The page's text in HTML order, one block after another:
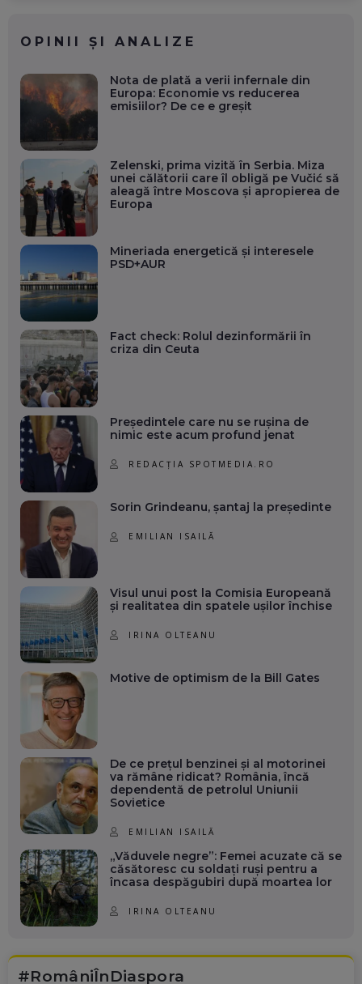
OPINII ȘI ANALIZE
Nota de plată a verii infernale din
Europa: Economie vs reducerea
emisiilor? De ce e greșit
Zelenski, prima vizită în Serbia. Miza
unei călătorii care îl obligă pe Vučić să
aleagă între Moscova și apropierea de
Europa
Mineriada energetică și interesele
PSD+AUR
Fact check: Rolul dezinformării în
criza din Ceuta
Președintele care nu se rușina de
nimic este acum profund jenat
REDACȚIA SPOTMEDIA.RO
Sorin Grindeanu, șantaj la președinte
EMILIAN ISAILĂ
Visul unui post la Comisia Europeană
și realitatea din spatele ușilor închise
IRINA OLTEANU
Motive de optimism de la Bill Gates
De ce prețul benzinei și al motorinei
va rămâne ridicat? România, încă
dependentă de petrolul Uniunii
Sovietice
EMILIAN ISAILĂ
„Văduvele negre”: Femei acuzate că se
căsătoresc cu soldați ruși pentru a
încasa despăgubiri după moartea lor
IRINA OLTEANU
#RomâniÎnDiaspora